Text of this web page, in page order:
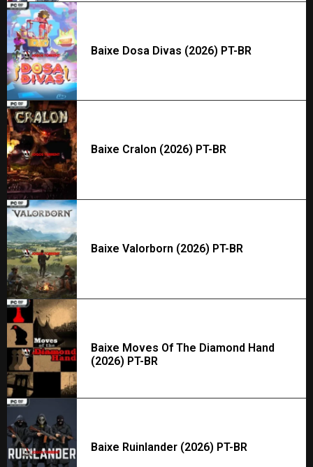
Baixe Dosa Divas (2026) PT-BR
Baixe Cralon (2026) PT-BR
Baixe Valorborn (2026) PT-BR
Baixe Moves Of The Diamond Hand
(2026) PT-BR
Baixe Ruinlander (2026) PT-BR